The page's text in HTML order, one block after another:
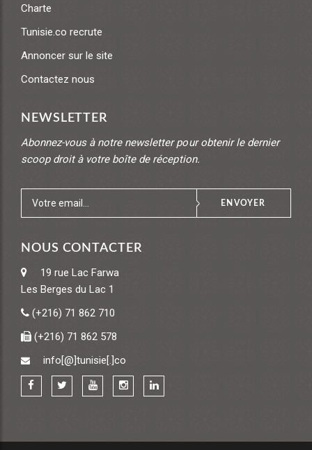
Charte
Tunisie.co recrute
Annoncer sur le site
Contactez nous
NEWSLETTER
Abonnez-vous à notre newsletter pour obtenir le dernier
scoop droit à votre boîte de réception.
ENVOYER
NOUS CONTACTER
19 rue Lac Farwa
Les Berges du Lac 1
(+216) 71 862 710
(+216) 71 862 578
info[@]tunisie[.]co